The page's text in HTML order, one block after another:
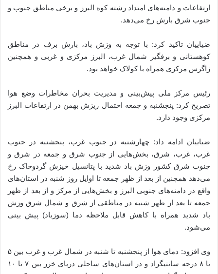
ارتفاعات و دامنه‌های امتداد رشته کوه البرز و برخی مناطق جنوب و
جنوب شرق بارش رخ می‌دهد.
ضیاییان تاکید کرد: با توجه به وزش باد، بارش برف در مناطق
کوهستانی و برفگیر شمال غرب، البرز مرکزی و غربی و همچنین
زاگرس مرکزی همراه با کولاک خواهد بود.
رئیس مرکز ملی پیش‌بینی و مدیریت بحران مخاطرات وضع هوا
تصریح کرد: پنجشنبه و جمعه احتمال ریزش بهمن در ارتفاعات البرز
مرکزی وجود دارد.
ضیاییان ادامه داد: چهارشنبه در جنوب غرب، پنجشنبه در جنوب
غرب، غرب، شرق، بخش‌هایی از جنوب شرق و جمعه در شرق و
جنوب شرق کشور وزش باد شدید با پتانسیل خیزش گردوخاک رخ
می‌دهد همچنین از بعد از ظهر جمعه تا اوایل روز شنبه در استان‌های
واقع در دامنه‌های جنوبی البرز و بخش‌هایی از مرکز و از بعد از ظهر
جمعه تا بعد از ظهر شنبه در مناطقی از شرق و شمال شرق وزش
باد شدید همراه با کاهش قابل ملاحظه دما (سوزباد) پیش بینی
می‌شود.
وی افزود: دمای هوا از پنجشنبه تا شنبه در شمال غرب و غرب بین ۵
تا ۸ درجه سانتیگراد و در استان‌های ساحلی دریای خزر بین ۷ تا ۱۰